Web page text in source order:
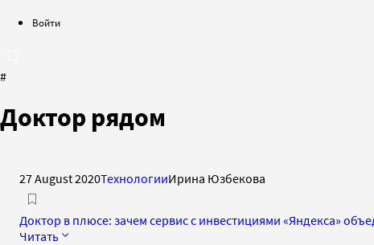
Войти
#
Доктор рядом
27 August 2020ТехнологииИрина Юзбекова
Доктор в плюсе: зачем сервис с инвестициями «Яндекса»
Читать